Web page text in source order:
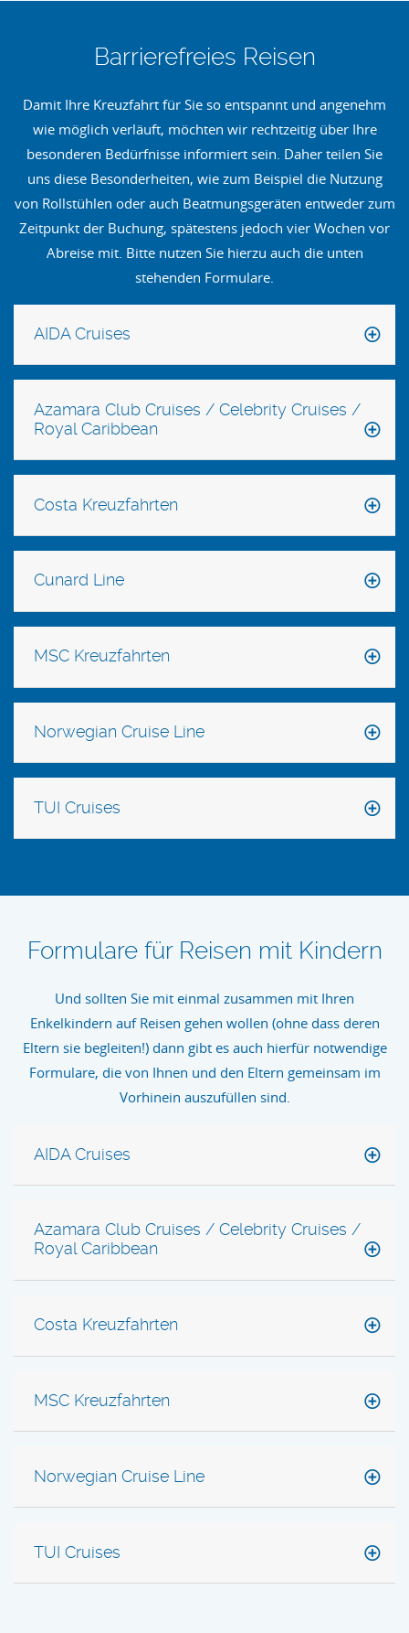
Barrierefreies Reisen
Damit Ihre Kreuzfahrt für Sie so entspannt und angenehm
wie möglich verläuft, möchten wir rechtzeitig über Ihre
besonderen Bedürfnisse informiert sein. Daher teilen Sie
uns diese Besonderheiten, wie zum Beispiel die Nutzung
von Rollstühlen oder auch Beatmungsgeräten entweder zum
Zeitpunkt der Buchung, spätestens jedoch vier Wochen vor
Abreise mit. Bitte nutzen Sie hierzu auch die unten
stehenden Formulare.
AIDA Cruises
Azamara Club Cruises / Celebrity Cruises /
Royal Caribbean
Costa Kreuzfahrten
Cunard Line
MSC Kreuzfahrten
Norwegian Cruise Line
TUI Cruises
Formulare für Reisen mit Kindern
Und sollten Sie mit einmal zusammen mit Ihren
Enkelkindern auf Reisen gehen wollen (ohne dass deren
Eltern sie begleiten!) dann gibt es auch hierfür notwendige
Formulare, die von Ihnen und den Eltern gemeinsam im
Vorhinein auszufüllen sind.
AIDA Cruises
Azamara Club Cruises / Celebrity Cruises /
Royal Caribbean
Costa Kreuzfahrten
MSC Kreuzfahrten
Norwegian Cruise Line
TUI Cruises